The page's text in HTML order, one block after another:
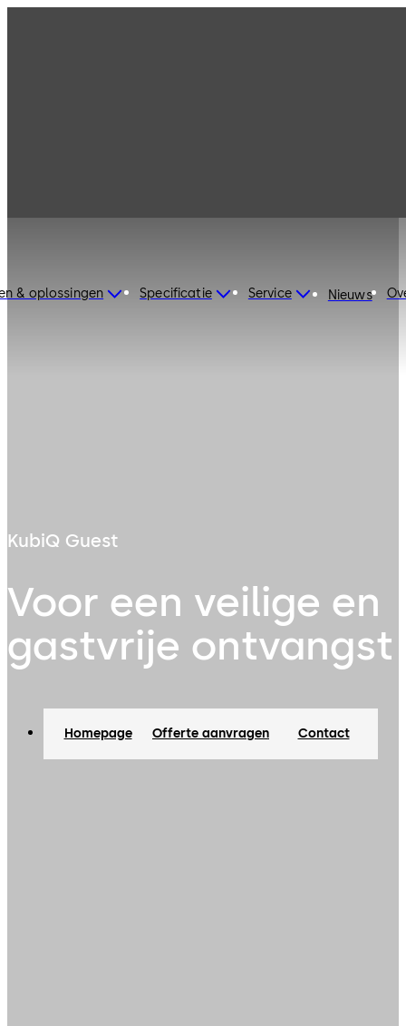
& oplossingen Specificatie Service Nieuws
KubiQ Guest
Voor een veilige en
gastvrije ontvangst
Homepage Offerte aanvragen Contact